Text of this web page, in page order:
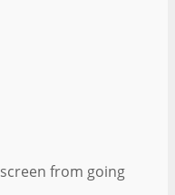
from going